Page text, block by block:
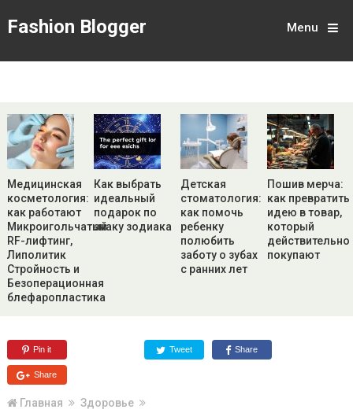
Fashion Blogger Menu
Медицинская
косметология:
как работают
Микроигольчатый
RF-лифтинг,
Липолитик
Стройность и
Безоперационная
блефаропластика
Как выбрать
идеальный
подарок по
знаку зодиака
Детская
стоматология:
как помочь
ребенку
полюбить
заботу о зубах
с ранних лет
Пошив мерча:
как превратить
идею в товар,
который
действительно
покупают
Pin it Tweet Share
Share
Главная
Здоровье